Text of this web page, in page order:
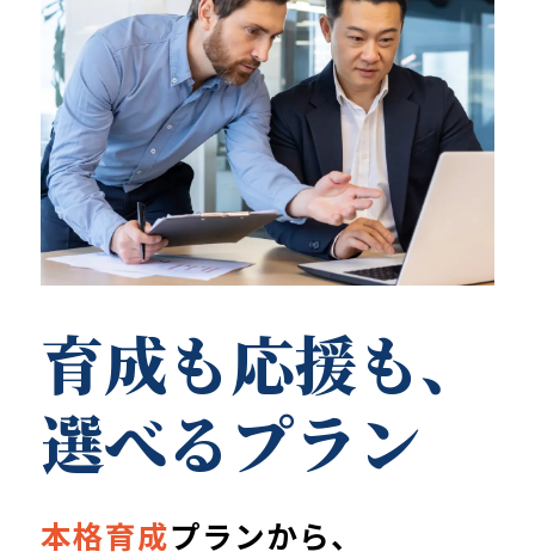
育成も応援も、
選べるプラン
本格育成プランから、